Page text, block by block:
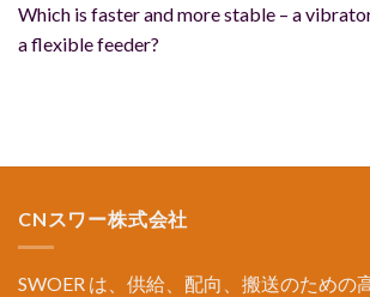
Which is faster and more stable – a
a flexible feeder?
CNスワー株式会社
SWOER は、供給、配向、搬送のための